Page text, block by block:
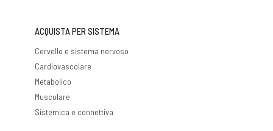
ACQUISTA PER SISTEMA
Cervello e sistema nervoso
Cardiovascolare
Metabolico
Muscolare
Sistemica e connettiva